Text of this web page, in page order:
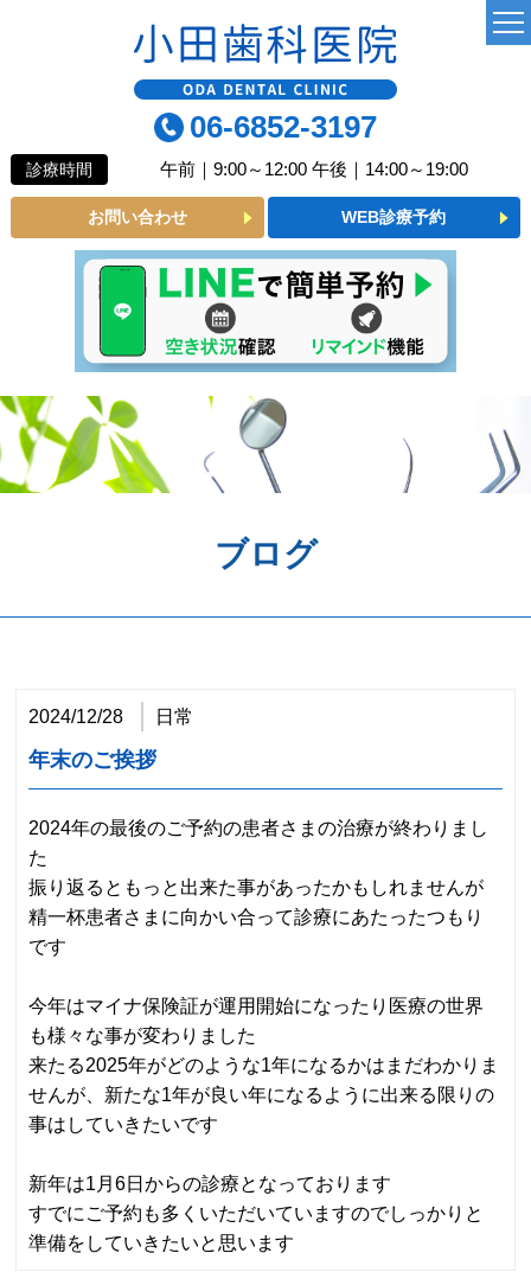
06-6852-3197
診療時間 午前｜9:00～12:00 午後｜14:00～19:00
お問い合わせ WEB診療予約
よくあるご質問
診療MENU
一般歯科
小児歯科
予防歯科
審美メニュー
ホワイトニング
治療の流れ
料金表
アクセス
ブログ
2024/12/28 日常
年末のご挨拶
2024年の最後のご予約の患者さまの治療が終わりまし
た
振り返るともっと出来た事があったかもしれませんが
精一杯患者さまに向かい合って診療にあたったつもり
です
今年はマイナ保険証が運用開始になったり医療の世界
も様々な事が変わりました
来たる2025年がどのような1年になるかはまだわかりま
せんが、新たな1年が良い年になるように出来る限りの
事はしていきたいです
新年は1月6日からの診療となっております
すでにご予約も多くいただいていますのでしっかりと
準備をしていきたいと思います